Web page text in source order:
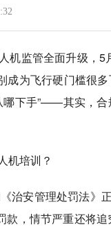
机监管全面升级，
为飞行硬门槛很
哪下手”——其实，
机培训？
治安管理处罚法》
款，情节严重还将